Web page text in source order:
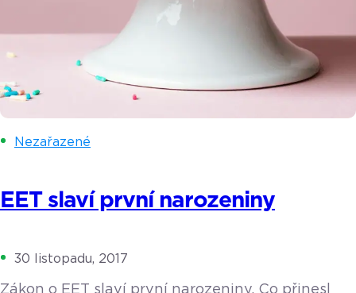
Nezařazené
EET slaví první narozeniny
30 listopadu, 2017
Zákon o EET slaví první narozeniny. Co přinesl